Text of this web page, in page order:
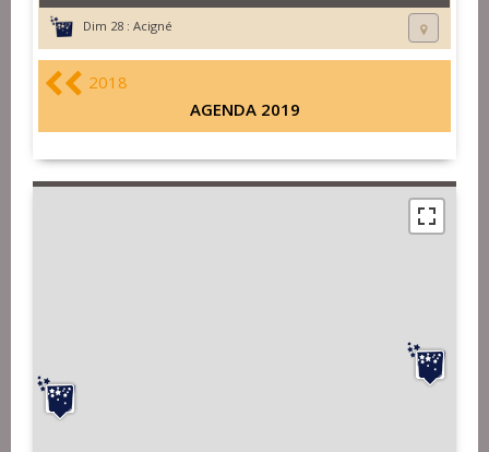
Dim 28 : Acigné
2018
AGENDA 2019